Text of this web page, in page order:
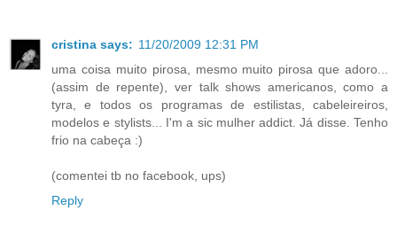
cristina says: 11/20/2009 12:31 PM
uma coisa muito pirosa, mesmo muito pirosa que adoro...
(assim de repente), ver talk shows americanos, como a
tyra, e todos os programas de estilistas, cabeleireiros,
modelos e stylists... I'm a sic mulher addict. Já disse. Tenho
frio na cabeça :)
(comentei tb no facebook, ups)
Reply